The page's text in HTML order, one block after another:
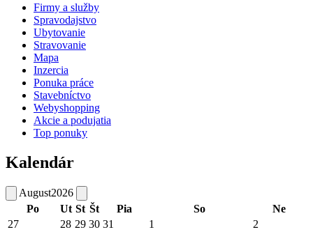
Firmy a služby
Spravodajstvo
Ubytovanie
Stravovanie
Mapa
Inzercia
Ponuka práce
Stavebníctvo
Webyshopping
Akcie a podujatia
Top ponuky
Kalendár
August2026
Po
Ut St Št Pia So
Ne
27
28 29 30 31 1 2